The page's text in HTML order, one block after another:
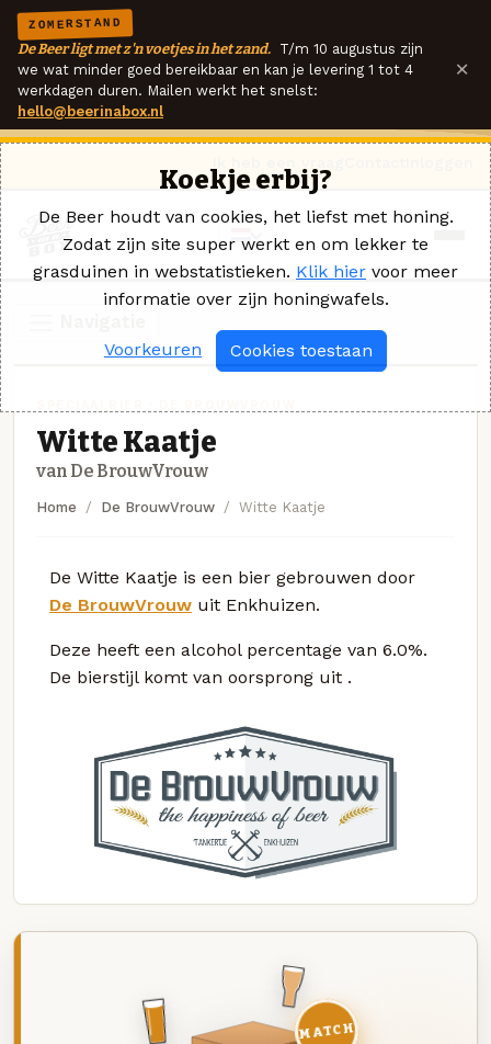
ZOMERSTAND
De Beer ligt met z'n voetjes in het zand. T/m 10 augustus zijn
we wat minder goed bereikbaar en kan je levering 1 tot 4
werkdagen duren. Mailen werkt het snelst:
hello@beerinabox.nl
×
Witte Kaatje
van De BrouwVrouw
Home De BrouwVrouw Witte Kaatje
De Witte Kaatje is een bier gebrouwen door
De BrouwVrouw uit Enkhuizen.
Deze heeft een alcohol percentage van 6.0%.
De bierstijl komt van oorsprong uit .
MATCH
Koekje erbij?
De Beer houdt van cookies, het liefst met honing.
Zodat zijn site super werkt en om lekker te
grasduinen in webstatistieken. Klik hier voor meer
informatie over zijn honingwafels.
Voorkeuren Cookies toestaan